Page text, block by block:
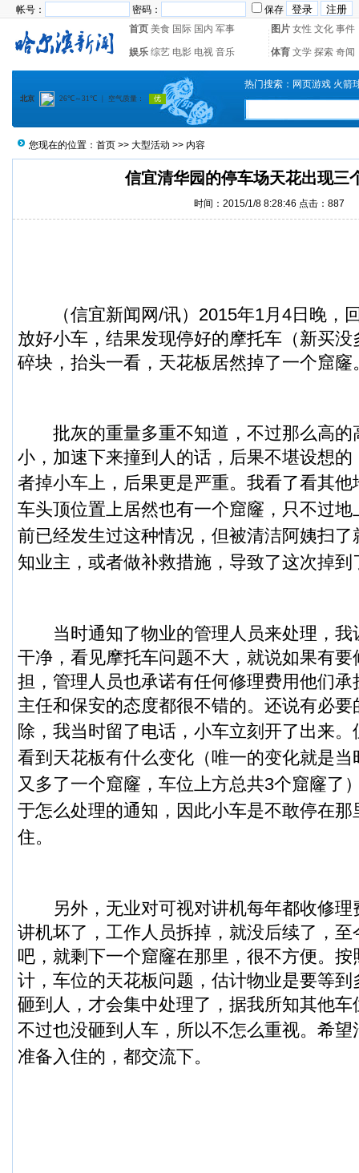
帐号： 密码：
保存
首页 美食 国际 国内 军事 图片 女性 文化 事件
娱乐 综艺 电影 电视 音乐 体育 文学 探索 奇闻
热门搜索： 网页游戏 火箭
您现在的位置： 首页 >> 大型活动 >> 内容
信宜清华园的停车场天花出现三
时间：2015/1/8 8:28:46 点击： 887
（信宜新闻 网/讯）2015年1月4日晚，
放好小车，结果发现停好的摩托车（新买
碎块，抬头一看，天花板居然掉了一个窟窿
批灰的重量多重不知道，不过那么高的
小，加速下来撞到人的话，后果不堪设想
者掉小车上，后果更是严重。 我看了看其他
车头顶位置上居然也有一个窟窿，只不过
前已经发生过这种情况，但被清洁阿姨扫
知业主，或者做补救措施，导致了这次掉
当时通知了物业的管理人员来处理，我
干净，看见摩托车问题不大，就说如果有
担，管理人员也承诺有任何修理费用他们
主任和保安的态度都很不错的。还说有必
除，我当时留了电话，小车立刻开了出来。
看到天花板有什么变化（唯一的变化就是
又多了一个窟窿，车位上方总共3个窟窿了
于怎么处理的通知，因此小车是不敢停在
住。
另外，无业对可视对讲机每年都收修理
讲机坏了，工作人员拆掉，就没后续了，
吧，就剩下一个窟窿在那里，很不方便。
计，车位的天花板问题，估计物业是要等
砸到人，才会集中处理了，据我所知其他
不过也没砸到人车，所以不怎么重视。 希望
准备入住的，都交流下。